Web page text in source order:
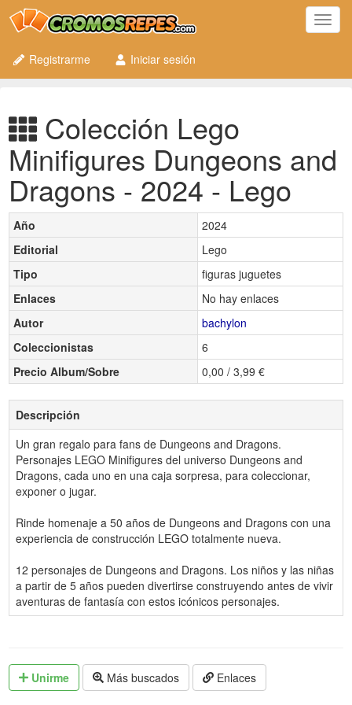
Registrarme
Iniciar sesión
Colección Lego
Minifigures Dungeons and
Dragons - 2024 - Lego
Año
2024
Editorial
Lego
Tipo
figuras juguetes
Enlaces
No hay enlaces
Autor
bachylon
Coleccionistas
6
Precio Album/Sobre
0,00 / 3,99 €
Descripción
Un gran regalo para fans de Dungeons and Dragons.
Personajes LEGO Minifigures del universo Dungeons and
Dragons, cada uno en una caja sorpresa, para coleccionar,
exponer o jugar.
Rinde homenaje a 50 años de Dungeons and Dragons con una
experiencia de construcción LEGO totalmente nueva.
12 personajes de Dungeons and Dragons. Los niños y las niñas
a partir de 5 años pueden divertirse construyendo antes de vivir
aventuras de fantasía con estos icónicos personajes.
Unirme Más buscados Enlaces